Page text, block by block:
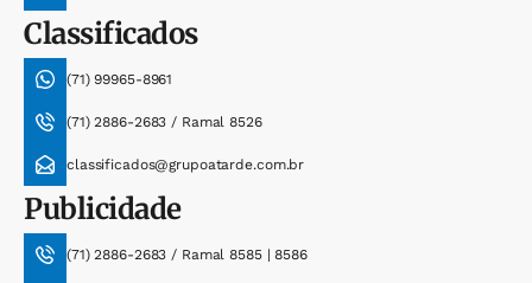
Classificados
(71) 99965-8961
(71) 2886-2683 / Ramal 8526
classificados@grupoatarde.com.br
Publicidade
(71) 2886-2683 / Ramal 8585 | 8586